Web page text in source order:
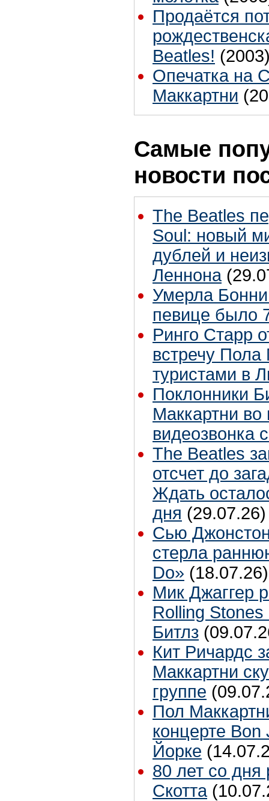
Продаётся
Beatles!
Опечатка на
Маккартни
Самые
новости
The Beatles
Soul: новый
дублей и
Леннона
Умерла
певице было
Ринго Старр
встречу Пола
туристами в
Поклонники
Маккартни во
видеозвонка
The Beatles
отсчет до
Ждать
дня (29.07.26)
Сью
стерла
Do» (18.07.26)
Мик Джаггер
Rolling Stones
Битлз
Кит Ричардс
Маккартни
группе
Пол
концерте
Йорке
80 лет со
Скотта